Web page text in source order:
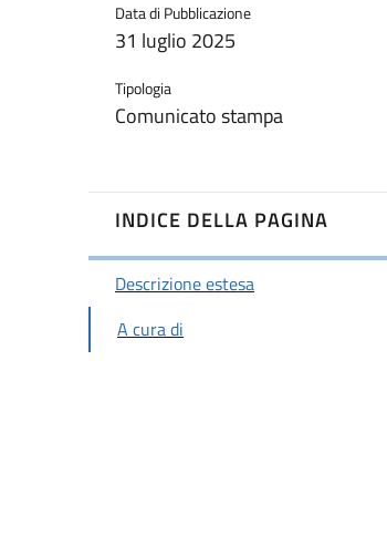
Data di Pubblicazione
31 luglio 2025
Tipologia
Comunicato stampa
INDICE DELLA PAGINA
Descrizione estesa
A cura di